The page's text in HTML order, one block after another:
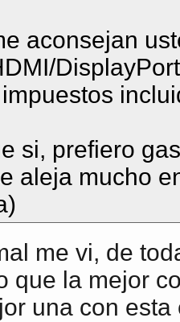
aconsejan
si, prefiero
aleja mucho
me vi, de
que la mejor
una con